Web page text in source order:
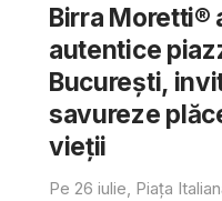
Birra Moretti®
autentice
București,
savureze
vieții
Pe 26 iulie, Piața